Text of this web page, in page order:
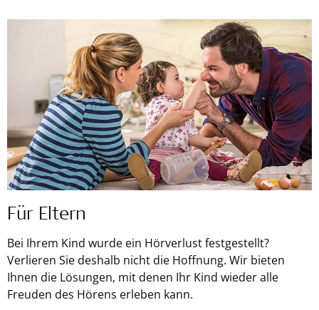
Für Eltern
Bei Ihrem Kind wurde ein Hörverlust festgestellt?
Verlieren Sie deshalb nicht die Hoffnung. Wir bieten
Ihnen die Lösungen, mit denen Ihr Kind wieder alle
Freuden des Hörens erleben kann.